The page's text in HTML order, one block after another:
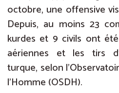
octobre, une offensive
Depuis, au moins 23
kurdes et 9 civils ont
aériennes et les tirs
turque, selon
l’Homme (OSDH).